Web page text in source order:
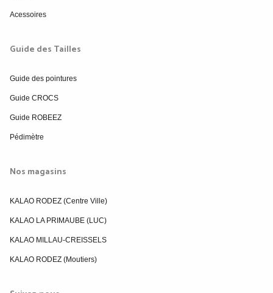
Acessoires
Guide des Tailles
Guide des pointures
Guide CROCS
Guide ROBEEZ
Pédimètre
Nos magasins
KALAO RODEZ (Centre Ville)
KALAO LA PRIMAUBE (LUC)
KALAO MILLAU-CREISSELS
KALAO RODEZ (Moutiers)